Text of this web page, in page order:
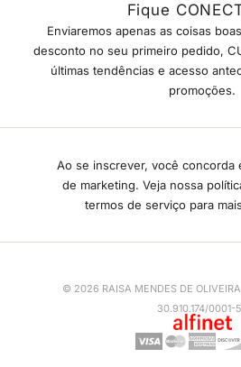
Fique
Enviaremos apenas as coisas
desconto no seu primeiro pedido,
últimas tendências e acesso
promoções.
Ao se inscrever, você concorda
de marketing. Veja nossa
termos de serviço para
© 2026 RAISA MENDES DE
30.910.174/0001-